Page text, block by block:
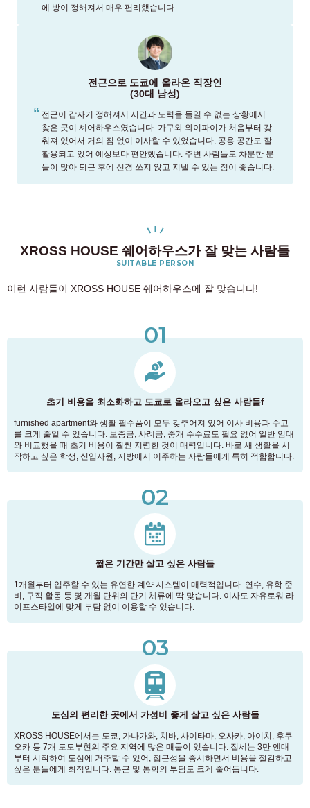
에 방이 정해져서 매우 편리했습니다.
전근으로 도쿄에 올라온 직장인
(30대 남성)
전근이 갑자기 정해져서 시간과 노력을 들일 수 없는 상황에서
찾은 곳이 셰어하우스였습니다. 가구와 와이파이가 처음부터 갖
춰져 있어서 거의 짐 없이 이사할 수 있었습니다. 공용 공간도 잘
활용되고 있어 예상보다 편안했습니다. 주변 사람들도 차분한 분
들이 많아 퇴근 후에 신경 쓰지 않고 지낼 수 있는 점이 좋습니다.
XROSS HOUSE 쉐어하우스가 잘 맞는 사람들
SUITABLE PERSON
이런 사람들이 XROSS HOUSE 쉐어하우스에 잘 맞습니다!
01
초기 비용을 최소화하고 도쿄로 올라오고 싶은 사람들f
furnished apartment와 생활 필수품이 모두 갖추어져 있어 이사 비용과 수고
를 크게 줄일 수 있습니다. 보증금, 사례금, 중개 수수료도 필요 없어 일반 임대
와 비교했을 때 초기 비용이 훨씬 저렴한 것이 매력입니다. 바로 새 생활을 시
작하고 싶은 학생, 신입사원, 지방에서 이주하는 사람들에게 특히 적합합니다.
02
짧은 기간만 살고 싶은 사람들
1개월부터 입주할 수 있는 유연한 계약 시스템이 매력적입니다. 연수, 유학 준
비, 구직 활동 등 몇 개월 단위의 단기 체류에 딱 맞습니다. 이사도 자유로워 라
이프스타일에 맞게 부담 없이 이용할 수 있습니다.
03
도심의 편리한 곳에서 가성비 좋게 살고 싶은 사람들
XROSS HOUSE에서는 도쿄, 가나가와, 치바, 사이타마, 오사카, 아이치, 후쿠
오카 등 7개 도도부현의 주요 지역에 많은 매물이 있습니다. 집세는 3만 엔대
부터 시작하여 도심에 거주할 수 있어, 접근성을 중시하면서 비용을 절감하고
싶은 분들에게 최적입니다. 통근 및 통학의 부담도 크게 줄어듭니다.